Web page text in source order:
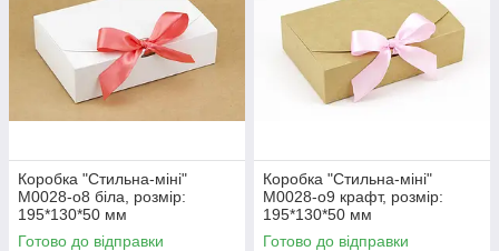
Коробка "Стильна-міні"
М0028-о8 біла, розмір:
195*130*50 мм
Готово до відправки
Коробка "Стильна-міні"
М0028-о9 крафт, розмір:
195*130*50 мм
Готово до відправки